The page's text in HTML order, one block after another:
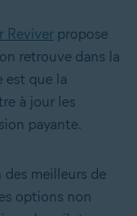
Reviver propose
retrouve dans la
est que la
à jour les
payante.
des meilleurs de
options non